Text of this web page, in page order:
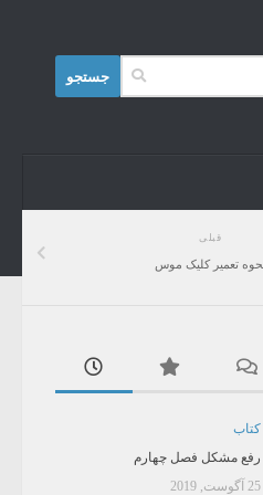
برای:
قبلی
تعمیر کلیک موس
کتاب
رفع مشکل فصل چهارم
25 آگوست, 2019